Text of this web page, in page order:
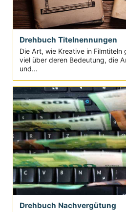
Drehbuch Titelnennungen
Die Art, wie Kreative in
viel über deren Bedeutung, die
und...
Drehbuch Nachvergütung